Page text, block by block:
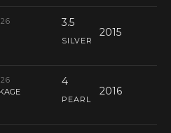
3.5
2015
SILVER
4
2016
PEARL